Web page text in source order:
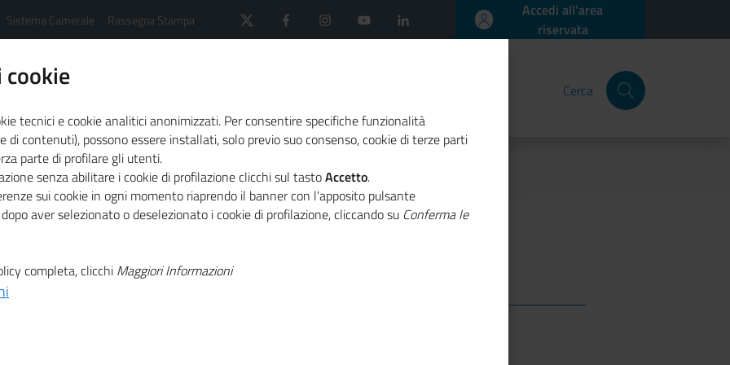
Sistema Camerale Rassegna Stampa
Accedi all'area
riservata
Cerca
sistema camerale Agenda
sulle Medie Imprese Industriali Italiane
tecnici e cookie analitici anonimizzati. Per consentire specifiche funzionalità
di contenuti), possono essere installati, solo previo suo consenso, cookie di terze parti
parte di profilare gli utenti.
senza abilitare i cookie di profilazione clicchi sul tastoAccetto.
sui cookie in ogni momento riaprendo il banner con l'apposito pulsante
aver selezionato o deselezionato i cookie di profilazione, cliccando su Conferma le
completa, clicchi Maggiori Informazioni